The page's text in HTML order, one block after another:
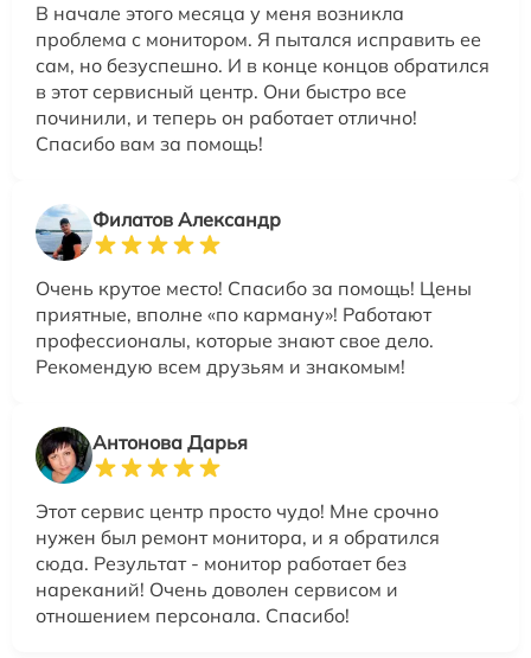
В начале этого месяца у меня возникла
проблема с монитором. Я пытался исправить ее
сам, но безуспешно. И в конце концов обратился
в этот сервисный центр. Они быстро все
починили, и теперь он работает отлично!
Спасибо вам за помощь!
Филатов Александр
Очень крутое место! Спасибо за помощь! Цены
приятные, вполне «по карману»! Работают
профессионалы, которые знают свое дело.
Рекомендую всем друзьям и знакомым!
Антонова Дарья
Этот сервис центр просто чудо! Мне срочно
нужен был ремонт монитора, и я обратился
сюда. Результат - монитор работает без
нареканий! Очень доволен сервисом и
отношением персонала. Спасибо!